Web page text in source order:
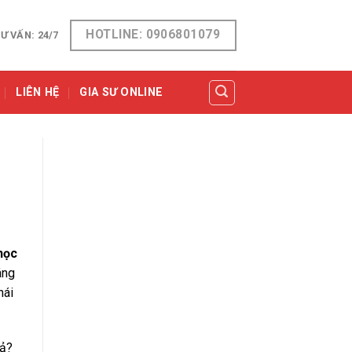
VẤN: 24/7 HOTLINE: 0906801079
LIÊN HỆ GIA SƯ ONLINE